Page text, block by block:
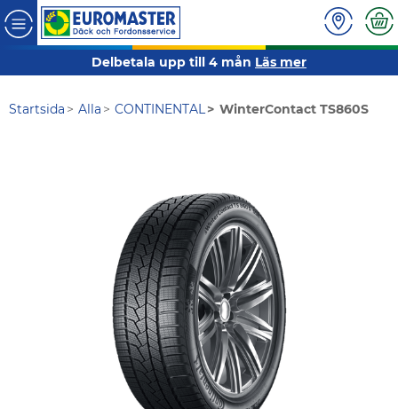
Delbetala upp till 4 mån Läs mer
Startsida Alla CONTINENTAL WinterContact TS860S